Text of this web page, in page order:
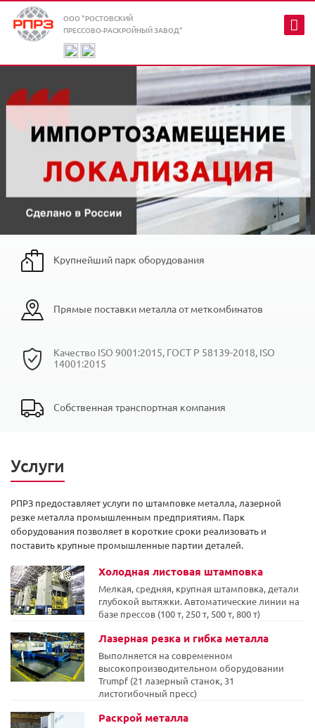
ООО "РОСТОВСКИЙ
ПРЕССОВО-РАСКРОЙНЫЙ ЗАВОД"
Крупнейший парк оборудования
Прямые поставки металла от меткомбинатов
Качество ISO 9001:2015, ГОСТ Р 58139-2018, ISO
14001:2015
Собственная транспортная компания
Услуги
РПРЗ предоставляет услуги по штамповке металла, лазерной
резке металла промышленным предприятиям. Парк
оборудования позволяет в короткие сроки реализовать и
поставить крупные промышленные партии деталей.
Холодная листовая штамповка
Мелкая, средняя, крупная штамповка, детали
глубокой вытяжки. Автоматические линии на
базе прессов (100 т, 250 т, 500 т, 800 т)
Лазерная резка и гибка металла
Выполняется на современном
высокопроизводительном оборудовании
Trumpf (21 лазерный станок, 31
листогибочный пресс)
Раскрой металла